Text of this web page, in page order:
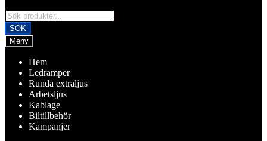
Products
search
SÖK
Meny
Hem
Ledramper
Runda extraljus
Arbetsljus
Kablage
Biltillbehör
Kampanjer